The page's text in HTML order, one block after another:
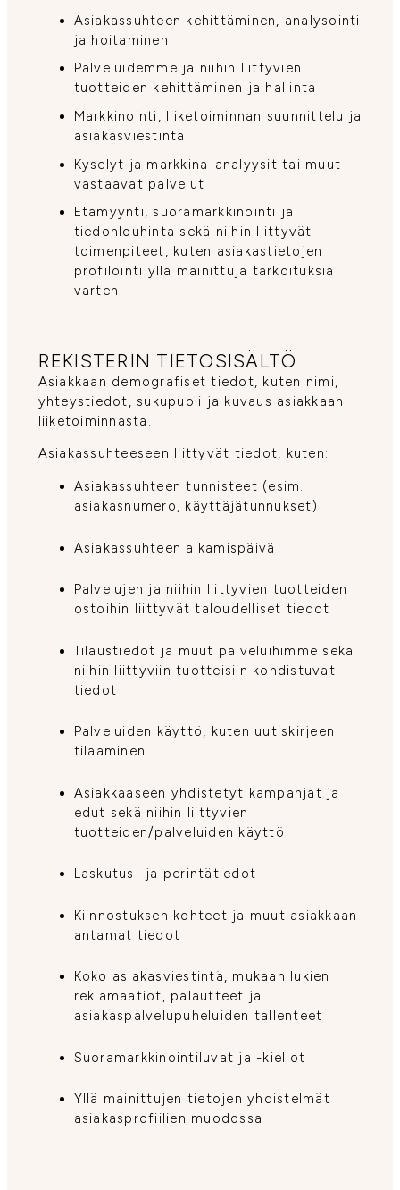
Asiakassuhteen kehittäminen, analysointi
ja hoitaminen
Palveluidemme ja niihin liittyvien
tuotteiden kehittäminen ja hallinta
Markkinointi, liiketoiminnan suunnittelu ja
asiakasviestintä
Kyselyt ja markkina-analyysit tai muut
vastaavat palvelut
Etämyynti, suoramarkkinointi ja
tiedonlouhinta sekä niihin liittyvät
toimenpiteet, kuten asiakastietojen
profilointi yllä mainittuja tarkoituksia
varten
REKISTERIN TIETOSISÄLTÖ
Asiakkaan demografiset tiedot, kuten nimi,
yhteystiedot, sukupuoli ja kuvaus asiakkaan
liiketoiminnasta.
Asiakassuhteeseen liittyvät tiedot, kuten:
Asiakassuhteen tunnisteet (esim.
asiakasnumero, käyttäjätunnukset)
Asiakassuhteen alkamispäivä
Palvelujen ja niihin liittyvien tuotteiden
ostoihin liittyvät taloudelliset tiedot
Tilaustiedot ja muut palveluihimme sekä
niihin liittyviin tuotteisiin kohdistuvat
tiedot
Palveluiden käyttö, kuten uutiskirjeen
tilaaminen
Asiakkaaseen yhdistetyt kampanjat ja
edut sekä niihin liittyvien
tuotteiden/palveluiden käyttö
Laskutus- ja perintätiedot
Kiinnostuksen kohteet ja muut asiakkaan
antamat tiedot
Koko asiakasviestintä, mukaan lukien
reklamaatiot, palautteet ja
asiakaspalvelupuheluiden tallenteet
Suoramarkkinointiluvat ja -kiellot
Yllä mainittujen tietojen yhdistelmät
asiakasprofiilien muodossa